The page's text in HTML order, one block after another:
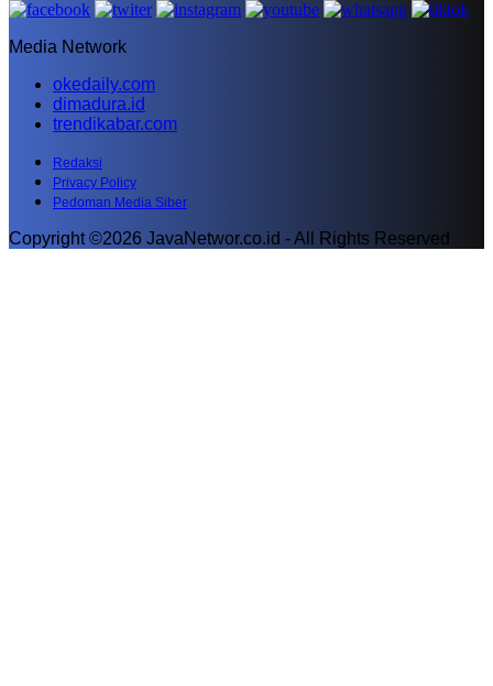
Media Network
okedaily.com
dimadura.id
trendikabar.com
Redaksi
Privacy Policy
Pedoman Media Siber
Copyright ©2026 JavaNetwor.co.id - All Rights Reserved